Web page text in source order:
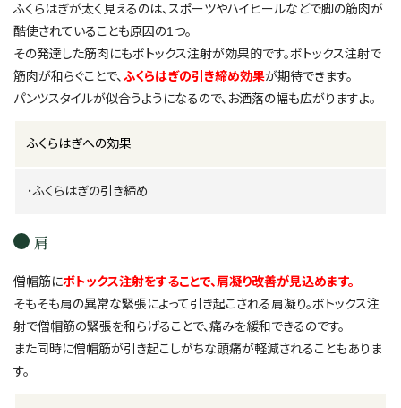
ふくらはぎが太く見えるのは、スポーツやハイヒールなどで脚の筋肉が
酷使されていることも原因の1つ。
その発達した筋肉にもボトックス注射が効果的です。ボトックス注射で
筋肉が和らぐことで、 ふくらはぎの引き締め効果が期待できます。
パンツスタイルが似合うようになるので、お洒落の幅も広がりますよ。
ふくらはぎへの効果
･ふくらはぎの引き締め
肩
僧帽筋にボトックス注射をすることで、肩凝り改善が見込めます。
そもそも肩の異常な緊張によって引き起こされる肩凝り。ボトックス注
射で僧帽筋の緊張を和らげることで、痛みを緩和できるのです。
また同時に僧帽筋が引き起こしがちな頭痛が軽減されることもありま
す。